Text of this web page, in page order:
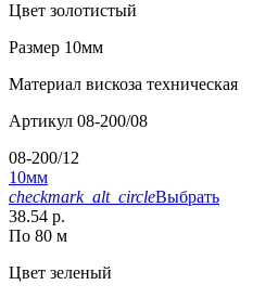
Цвет золотистый
Размер 10мм
Материал вискоза техническая
Артикул 08-200/08
08-200/12
10мм
checkmark_alt_circleВыбрать
38.54 р.
По 80 м
Цвет зеленый